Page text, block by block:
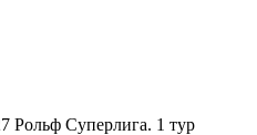
Рольф Суперлига. 1 тур